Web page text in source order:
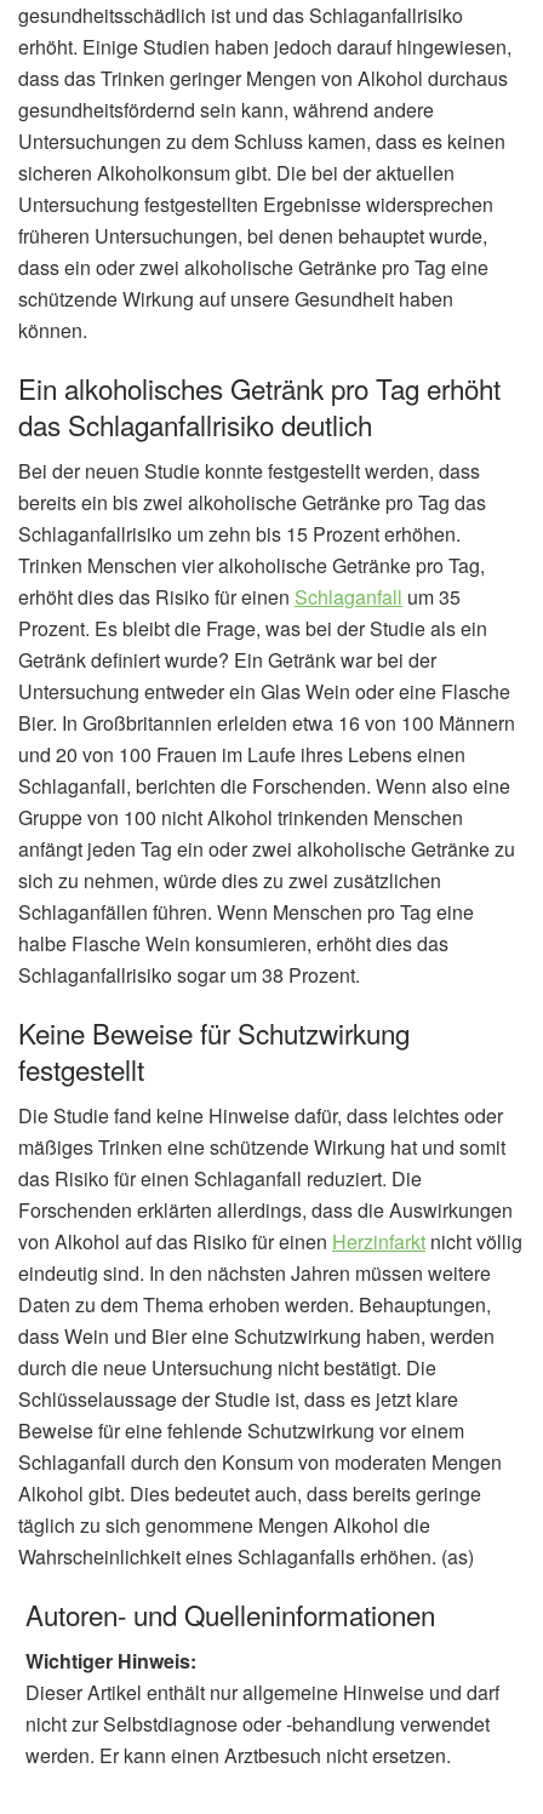
gesundheitsschädlich ist und das Schlaganfallrisiko
erhöht. Einige Studien haben jedoch darauf hingewiesen,
dass das Trinken geringer Mengen von Alkohol durchaus
gesundheitsfördernd sein kann, während andere
Untersuchungen zu dem Schluss kamen, dass es keinen
sicheren Alkoholkonsum gibt. Die bei der aktuellen
Untersuchung festgestellten Ergebnisse widersprechen
früheren Untersuchungen, bei denen behauptet wurde,
dass ein oder zwei alkoholische Getränke pro Tag eine
schützende Wirkung auf unsere Gesundheit haben
können.
Ein alkoholisches Getränk pro Tag erhöht
das Schlaganfallrisiko deutlich
Bei der neuen Studie konnte festgestellt werden, dass
bereits ein bis zwei alkoholische Getränke pro Tag das
Schlaganfallrisiko um zehn bis 15 Prozent erhöhen.
Trinken Menschen vier alkoholische Getränke pro Tag,
erhöht dies das Risiko für einen Schlaganfall um 35
Prozent. Es bleibt die Frage, was bei der Studie als ein
Getränk definiert wurde? Ein Getränk war bei der
Untersuchung entweder ein Glas Wein oder eine Flasche
Bier. In Großbritannien erleiden etwa 16 von 100 Männern
und 20 von 100 Frauen im Laufe ihres Lebens einen
Schlaganfall, berichten die Forschenden. Wenn also eine
Gruppe von 100 nicht Alkohol trinkenden Menschen
anfängt jeden Tag ein oder zwei alkoholische Getränke zu
sich zu nehmen, würde dies zu zwei zusätzlichen
Schlaganfällen führen. Wenn Menschen pro Tag eine
halbe Flasche Wein konsumieren, erhöht dies das
Schlaganfallrisiko sogar um 38 Prozent.
Keine Beweise für Schutzwirkung
festgestellt
Die Studie fand keine Hinweise dafür, dass leichtes oder
mäßiges Trinken eine schützende Wirkung hat und somit
das Risiko für einen Schlaganfall reduziert. Die
Forschenden erklärten allerdings, dass die Auswirkungen
von Alkohol auf das Risiko für einen Herzinfarkt nicht völlig
eindeutig sind. In den nächsten Jahren müssen weitere
Daten zu dem Thema erhoben werden. Behauptungen,
dass Wein und Bier eine Schutzwirkung haben, werden
durch die neue Untersuchung nicht bestätigt. Die
Schlüsselaussage der Studie ist, dass es jetzt klare
Beweise für eine fehlende Schutzwirkung vor einem
Schlaganfall durch den Konsum von moderaten Mengen
Alkohol gibt. Dies bedeutet auch, dass bereits geringe
täglich zu sich genommene Mengen Alkohol die
Wahrscheinlichkeit eines Schlaganfalls erhöhen. (as)
Autoren- und Quelleninformationen
Wichtiger Hinweis:
Dieser Artikel enthält nur allgemeine Hinweise und darf
nicht zur Selbstdiagnose oder -behandlung verwendet
werden. Er kann einen Arztbesuch nicht ersetzen.